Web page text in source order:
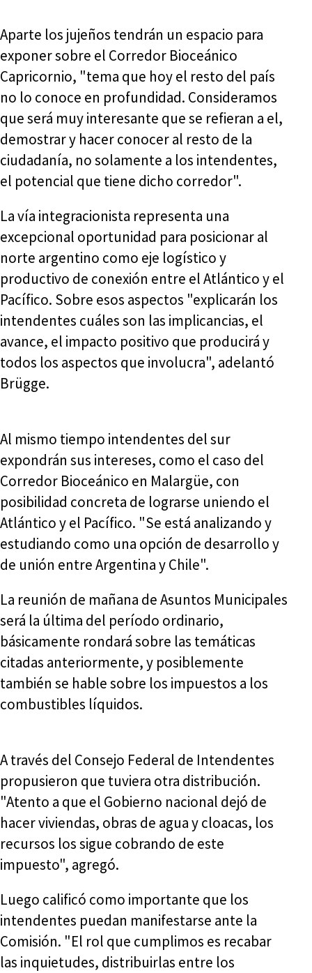
Aparte los jujeños tendrán un espacio para
exponer sobre el Corredor Bioceánico
Capricornio, "tema que hoy el resto del país
no lo conoce en profundidad. Consideramos
que será muy interesante que se refieran a el,
demostrar y hacer conocer al resto de la
ciudadanía, no solamente a los intendentes,
el potencial que tiene dicho corredor".
La vía integracionista representa una
excepcional oportunidad para posicionar al
norte argentino como eje logístico y
productivo de conexión entre el Atlántico y el
Pacífico. Sobre esos aspectos "explicarán los
intendentes cuáles son las implicancias, el
avance, el impacto positivo que producirá y
todos los aspectos que involucra", adelantó
Brügge.
Al mismo tiempo intendentes del sur
expondrán sus intereses, como el caso del
Corredor Bioceánico en Malargüe, con
posibilidad concreta de lograrse uniendo el
Atlántico y el Pacífico. "Se está analizando y
estudiando como una opción de desarrollo y
de unión entre Argentina y Chile".
La reunión de mañana de Asuntos Municipales
será la última del período ordinario,
básicamente rondará sobre las temáticas
citadas anteriormente, y posiblemente
también se hable sobre los impuestos a los
combustibles líquidos.
A través del Consejo Federal de Intendentes
propusieron que tuviera otra distribución.
"Atento a que el Gobierno nacional dejó de
hacer viviendas, obras de agua y cloacas, los
recursos los sigue cobrando de este
impuesto", agregó.
Luego calificó como importante que los
intendentes puedan manifestarse ante la
Comisión. "El rol que cumplimos es recabar
las inquietudes, distribuirlas entre los